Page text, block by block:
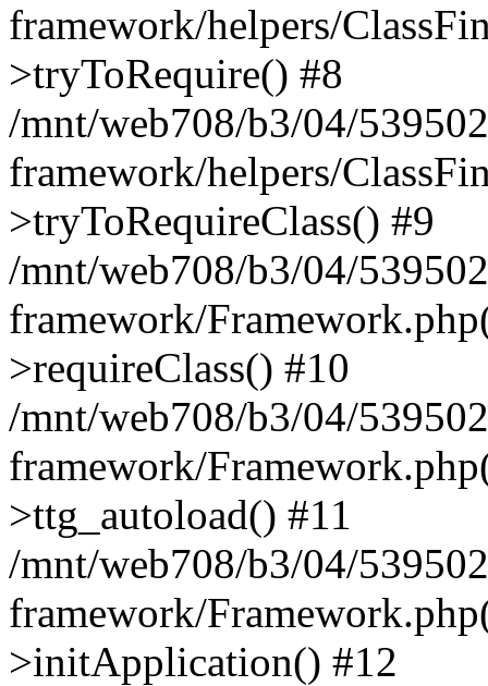
framework/helpers/
>tryToRequire() #8
/mnt/web708/b3/04/
framework/helpers/
>tryToRequireClass() #9
/mnt/web708/b3/04/
framework/
>requireClass() #10
/mnt/web708/b3/04/
framework/
>ttg_autoload() #11
/mnt/web708/b3/04/
framework/
>initApplication() #12